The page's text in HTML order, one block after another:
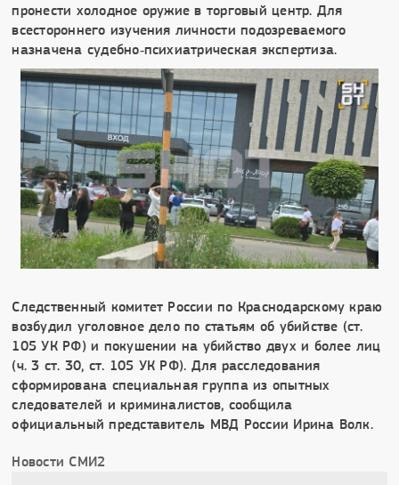
пронести холодное оружие в торговый центр. Для
всестороннего изучения личности подозреваемого
назначена судебно‑психиатрическая экспертиза.
Следственный комитет России по Краснодарскому краю
возбудил уголовное дело по статьям об убийстве (ст.
105 УК РФ) и покушении на убийство двух и более лиц
(ч. 3 ст. 30, ст. 105 УК РФ). Для расследования
сформирована специальная группа из опытных
следователей и криминалистов, сообщила
официальный представитель МВД России Ирина Волк.
Новости СМИ2